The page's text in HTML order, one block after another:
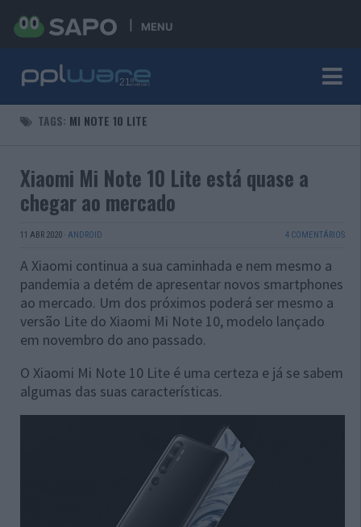
MENU
TAGS: MI NOTE 10 LITE
Xiaomi Mi Note 10 Lite está quase a
chegar ao mercado
11 ABR 2020 · ANDROID 4 COMENTÁRIOS
A Xiaomi continua a sua caminhada e nem mesmo a
pandemia a detém de apresentar novos smartphones
ao mercado. Um dos próximos poderá ser mesmo a
versão Lite do Xiaomi Mi Note 10, modelo lançado
em novembro do ano passado.
O Xiaomi Mi Note 10 Lite é uma certeza e já se sabem
algumas das suas características.